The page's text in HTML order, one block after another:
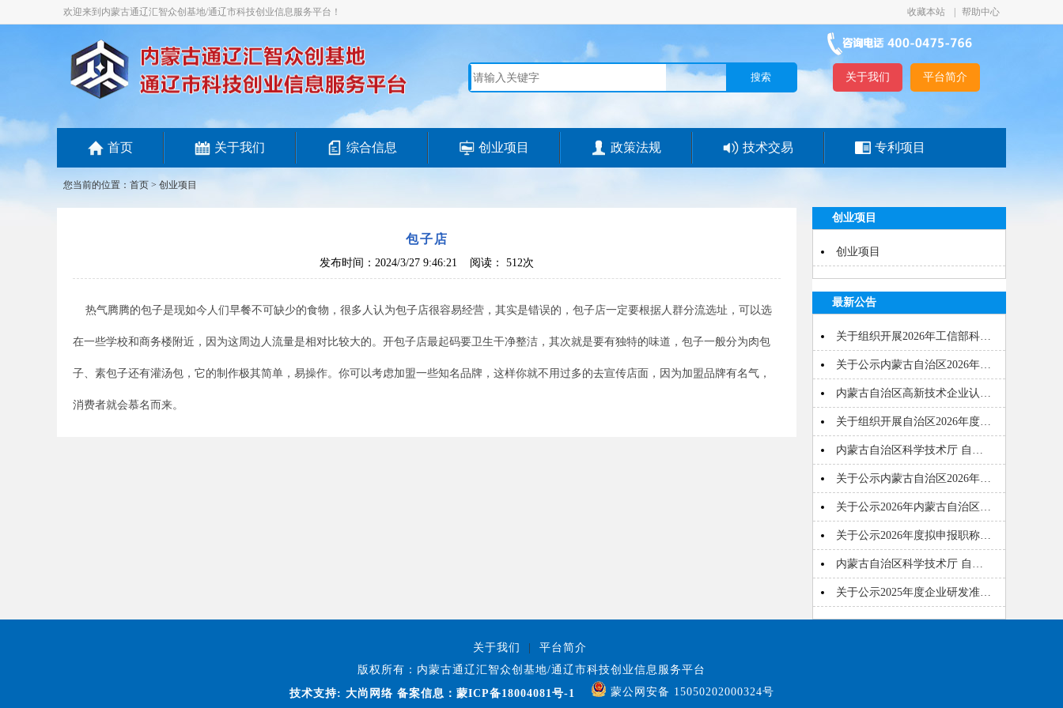
收藏本站 帮助中心
欢迎来到内蒙古通辽汇智众创基地/通辽市科技创业信息服务平台！
关于我们 平台简介
首页 关于我们 综合信息 创业项目 政策法规 技术交易 专利项目
您当前的位置： 首页 > 创业项目
包子店
发布时间：2024/3/27 9:46:21 阅读： 512次
热气腾腾的包子是现如今人们早餐不可缺少的食物，很多人认为包子店很容易经营，其实是错误的，包子店一定要根据人群分流选址，可以选
在一些学校和商务楼附近，因为这周边人流量是相对比较大的。开包子店最起码要卫生干净整洁，其次就是要有独特的味道，包子一般分为肉包
子、素包子还有灌汤包，它的制作极其简单，易操作。你可以考虑加盟一些知名品牌，这样你就不用过多的去宣传店面，因为加盟品牌有名气，
消费者就会慕名而来。
创业项目
创业项目
最新公告
关于组织开展2026年工信部科…
关于公示内蒙古自治区2026年…
内蒙古自治区高新技术企业认…
关于组织开展自治区2026年度…
内蒙古自治区科学技术厅 自…
关于公示内蒙古自治区2026年…
关于公示2026年内蒙古自治区…
关于公示2026年度拟申报职称…
内蒙古自治区科学技术厅 自…
关于公示2025年度企业研发准…
关于我们
平台简介
版权所有：内蒙古通辽汇智众创基地/通辽市科技创业信息服务平台
技术支持: 大尚网络 备案信息：蒙ICP备18004081号-1 蒙公网安备 15050202000324号